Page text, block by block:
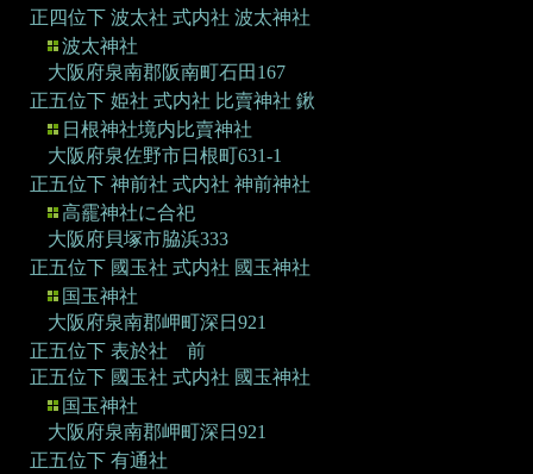
正四位下 波太社 式内社 波太神社
波太神社
大阪府泉南郡阪南町石田167
正五位下 姫社 式内社 比賣神社 鍬
日根神社境内比賣神社
大阪府泉佐野市日根町631-1
正五位下 神前社 式内社 神前神社
高靇神社に合祀
大阪府貝塚市脇浜333
正五位下 國玉社 式内社 國玉神社
国玉神社
大阪府泉南郡岬町深日921
正五位下 表於社 前
正五位下 國玉社 式内社 國玉神社
国玉神社
大阪府泉南郡岬町深日921
正五位下 有通社